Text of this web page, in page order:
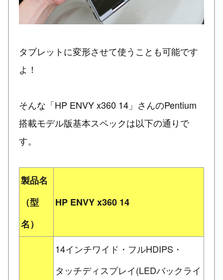
タブレットに変形させて使うことも可能です
よ！
そんな「HP ENVY x360 14」さんのPentium
搭載モデル版基本スペックは以下の通りで
す。
製品名
（型
名）
HP ENVY x360 14
14インチワイド・フルHDIPS・
タッチディスプレイ(LEDバックライ